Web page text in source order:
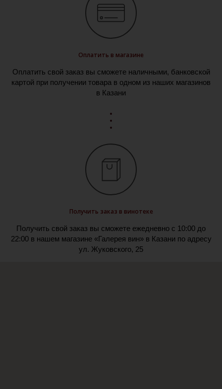
Оплатить в магазине
Оплатить свой заказ вы сможете наличными, банковской
картой при получении товара в одном из наших магазинов
в Казани
Получить заказ в винотеке
Получить свой заказ вы сможете ежедневно с 10:00 до
22:00 в нашем магазине «Галерея вин» в Казани по адресу
ул. Жуковского, 25